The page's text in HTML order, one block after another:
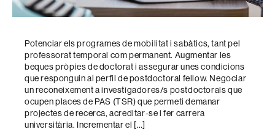
Potenciar els programes de mobilitat i sabàtics, tant pel
professorat temporal com permanent. Augmentar les
beques pròpies de doctorat i assegurar unes condicions
que responguin al perfil de postdoctoral fellow. Negociar
un reconeixement a investigadores/s postdoctorals que
ocupen places de PAS (TSR) que permeti demanar
projectes de recerca, acreditar-se i fer carrera
universitària. Incrementar el […]